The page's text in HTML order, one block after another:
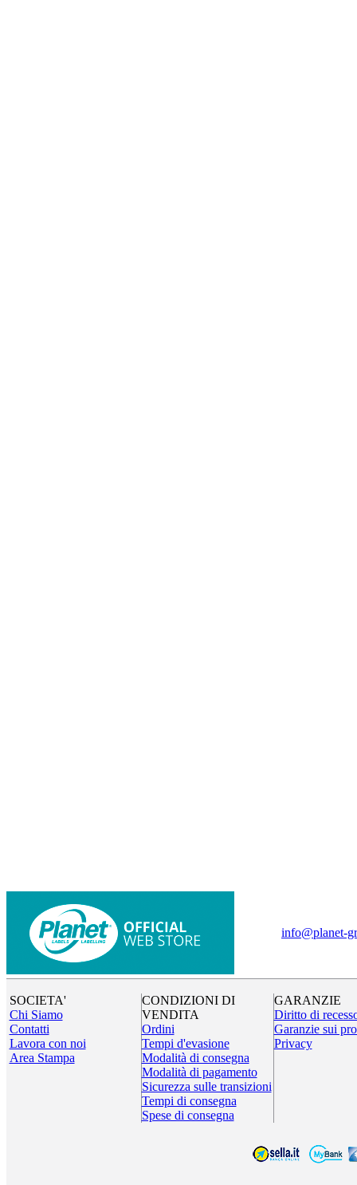
info@planet-
SOCIETA'
Chi Siamo
Contatti
Lavora con noi
Area Stampa
CONDIZIONI DI
VENDITA
Ordini
Tempi d'evasione
Modalità di consegna
Modalità di pagamento
Sicurezza sulle transizioni
Tempi di consegna
Spese di consegna
GARANZIE
Diritto di
Garanzie sui
Privacy